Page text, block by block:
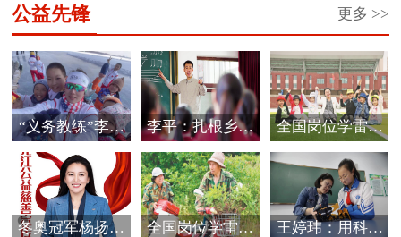
更多 >>
公益先锋
“义务教练”李海
霞的公益情怀
冬奥冠军杨扬被
李平：扎根乡村
教育 唱响爱的
音...
全国岗位学雷锋
全国岗位学雷锋
标兵邰慧
王婷玮：用科技